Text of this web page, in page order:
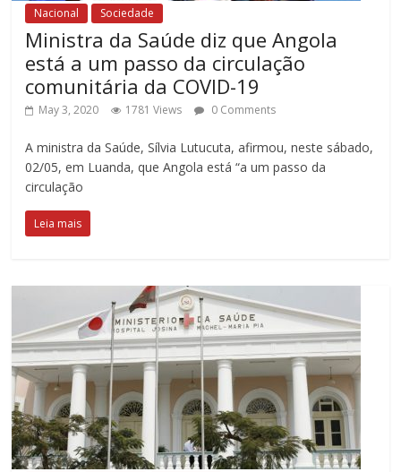
Nacional Sociedade
Ministra da Saúde diz que Angola
está a um passo da circulação
comunitária da COVID-19
May 3, 2020 1781 Views 0 Comments
A ministra da Saúde, Sílvia Lutucuta, afirmou, neste sábado,
02/05, em Luanda, que Angola está “a um passo da
circulação
Leia mais